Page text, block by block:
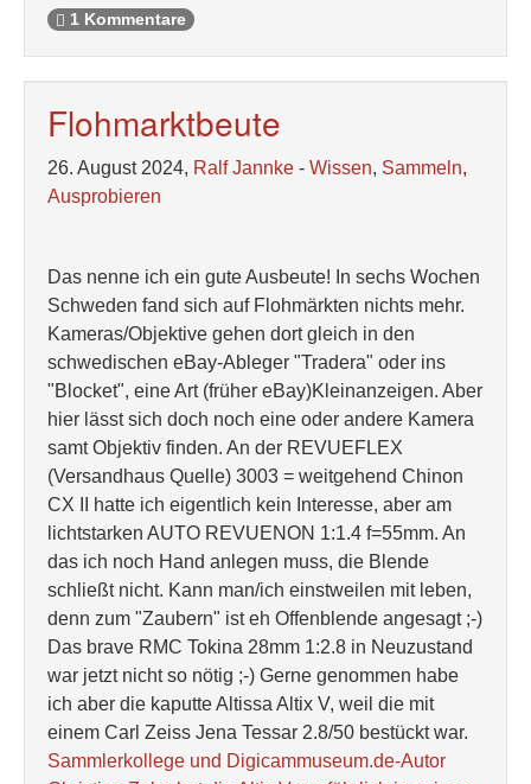
1 Kommentare
Flohmarktbeute
26. August 2024, Ralf Jannke - Wissen, Sammeln,
Ausprobieren
Das nenne ich ein gute Ausbeute! In sechs Wochen
Schweden fand sich auf Flohmärkten nichts mehr.
Kameras/Objektive gehen dort gleich in den
schwedischen eBay-Ableger "Tradera" oder ins
"Blocket", eine Art (früher eBay)Kleinanzeigen. Aber
hier lässt sich doch noch eine oder andere Kamera
samt Objektiv finden. An der REVUEFLEX
(Versandhaus Quelle) 3003 = weitgehend Chinon
CX II hatte ich eigentlich kein Interesse, aber am
lichtstarken AUTO REVUENON 1:1.4 f=55mm. An
das ich noch Hand anlegen muss, die Blende
schließt nicht. Kann man/ich einstweilen mit leben,
denn zum "Zaubern" ist eh Offenblende angesagt ;-)
Das brave RMC Tokina 28mm 1:2.8 in Neuzustand
war jetzt nicht so nötig ;-) Gerne genommen habe
ich aber die kaputte Altissa Altix V, weil die mit
einem Carl Zeiss Jena Tessar 2.8/50 bestückt war.
Sammlerkollege und Digicammuseum.de-Autor